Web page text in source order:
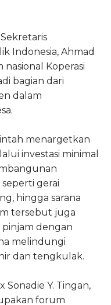
Indonesia, Ahmad
Koperasi
bagian dari
dalam
menargetkan
investasi minimal
gerai
hingga sarana
tersebut juga
pinjam dengan
melindungi
dan tengkulak.
Sonadie Y. Tingan,
forum